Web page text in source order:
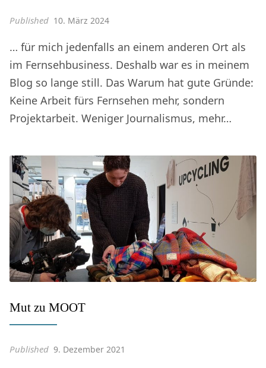
Published 10. März 2024
… für mich jedenfalls an einem anderen Ort als
im Fernsehbusiness. Deshalb war es in meinem
Blog so lange still. Das Warum hat gute Gründe:
Keine Arbeit fürs Fernsehen mehr, sondern
Projektarbeit. Weniger Journalismus, mehr…
Mut zu MOOT
Published 9. Dezember 2021